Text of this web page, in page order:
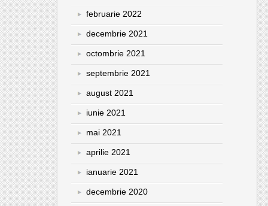
februarie 2022
decembrie 2021
octombrie 2021
septembrie 2021
august 2021
iunie 2021
mai 2021
aprilie 2021
ianuarie 2021
decembrie 2020